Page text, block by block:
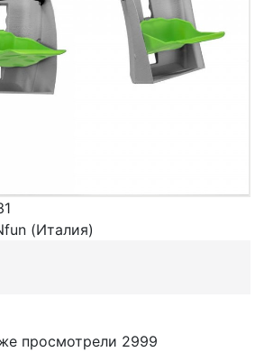
(Италия)
просмотрели 2999